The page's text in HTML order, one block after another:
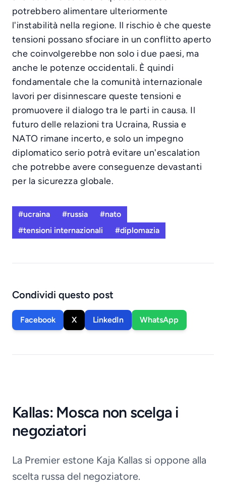
potrebbero alimentare ulteriormente
l'instabilità nella regione. Il rischio è che queste
tensioni possano sfociare in un conflitto aperto
che coinvolgerebbe non solo i due paesi, ma
anche le potenze occidentali. È quindi
fondamentale che la comunità internazionale
lavori per disinnescare queste tensioni e
promuovere il dialogo tra le parti in causa. Il
futuro delle relazioni tra Ucraina, Russia e
NATO rimane incerto, e solo un impegno
diplomatico serio potrà evitare un'escalation
che potrebbe avere conseguenze devastanti
per la sicurezza globale.
#ucraina #russia
#nato
#tensioni internazionali
#diplomazia
Condividi questo post
Facebook X LinkedIn WhatsApp
Kallas: Mosca non scelga i
negoziatori
La Premier estone Kaja Kallas si oppone alla
scelta russa del negoziatore.